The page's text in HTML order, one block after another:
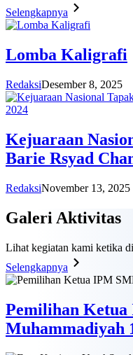
Selengkapnya
Lomba Kaligrafi
RedaksiDesember 8, 2025
Kejuaraan
Barie Rsyad
RedaksiNovember 13, 2025
Galeri Aktivitas
Lihat kegiatan kami ketika
Selengkapnya
Pemilihan Ketua
Muhammadiyah